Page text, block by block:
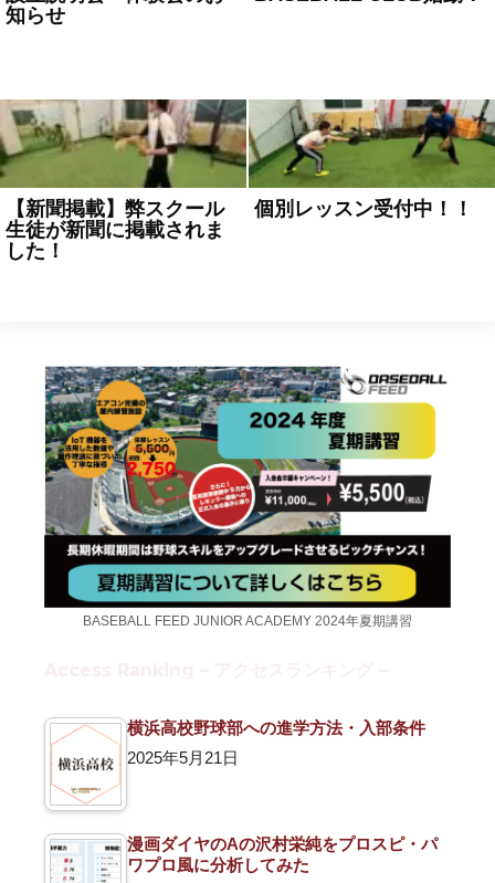
知らせ
【新聞掲載】弊スクール
生徒が新聞に掲載されま
した！
個別レッスン受付中！！
BASEBALL FEED JUNIOR ACADEMY 2024年夏期講習
横浜高校野球部への進学方法・入部条件
2025年5月21日
漫画ダイヤのAの沢村栄純をプロスピ・パ
ワプロ風に分析してみた